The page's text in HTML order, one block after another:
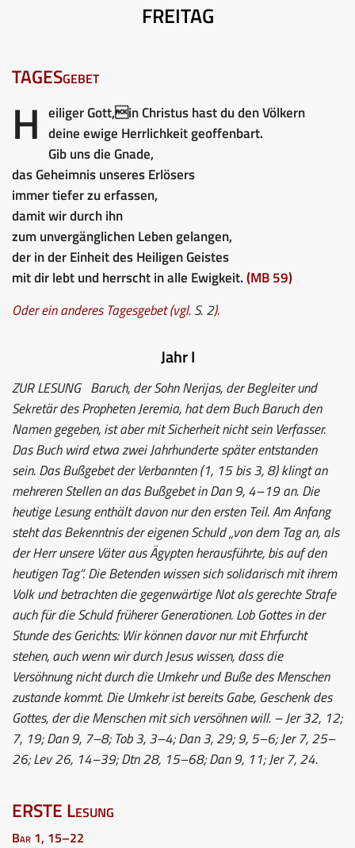
FREITAG
TAGESgebet
H eiliger Gott,in Christus hast du den Völkern
deine ewige Herrlichkeit geoffenbart.
Gib uns die Gnade,
das Geheimnis unseres Erlösers
immer tiefer zu erfassen,
damit wir durch ihn
zum unvergänglichen Leben gelangen,
der in der Einheit des Heiligen Geistes
mit dir lebt und herrscht in alle Ewigkeit.(MB 59)
Oder ein anderes Tagesgebet (vgl.S. 2).
Jahr I
ZUR LESUNGBaruch, der Sohn Nerijas, der Begleiter und
Sekretär des Propheten Jeremia, hat dem Buch Baruch den
Namen gegeben, ist aber mit Sicherheit nicht sein Verfasser.
Das Buch wird etwa zwei Jahrhunderte später entstanden
sein. Das Bußgebet der Verbannten (1, 15 bis 3, 8) klingt an
mehreren Stellen an das Bußgebet in Dan 9, 4–19 an. Die
heutige Lesung enthält davon nur den ersten Teil. Am Anfang
steht das Bekenntnis der eigenen Schuld „von dem Tag an, als
der Herr unsere Väter aus Ägypten herausführte, bis auf den
heutigen Tag“. Die Betenden wissen sich solidarisch mit ihrem
Volk und betrachten die gegenwärtige Not als gerechte Strafe
auch für die Schuld früherer Generationen. Lob Gottes in der
Stunde des Gerichts: Wir können davor nur mit Ehrfurcht
stehen, auch wenn wir durch Jesus wissen, dass die
Versöhnung nicht durch die Umkehr und Buße des Menschen
zustande kommt. Die Umkehr ist bereits Gabe, Geschenk des
Gottes, der die Menschen mit sich versöhnen will. – Jer 32, 12;
7, 19; Dan 9, 7–8; Tob 3, 3–4; Dan 3, 29; 9, 5–6; Jer 7, 25–
26; Lev 26, 14–39; Dtn 28, 15–68; Dan 9, 11; Jer 7, 24.
ERSTE Lesung
Bar 1, 15–22